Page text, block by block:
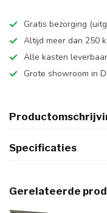
Gratis bezorging
Altijd meer dan 250
Alle kasten
Grote showroom in
Specificaties
Gerelateerde